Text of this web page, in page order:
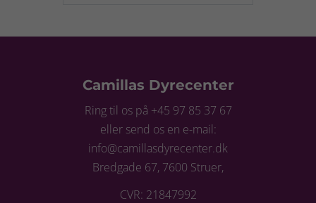
Camillas Dyrecenter
Ring til os på +45 97 85 37 67
eller send os en e-mail:
info@camillasdyrecenter.dk
Bredgade 67, 7600 Struer,
CVR: 21847992